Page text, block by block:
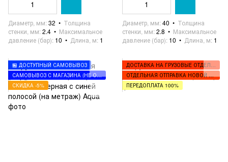
Диаметр, мм 32
Толщина
стенки, мм 2.4
Максимальное
давление (бар) 10 Длина, м 1
Диаметр, мм 40
Толщина
стенки, мм 2.8
Максимальное
давление (бар) 10 Длина, м 1
🏪 ДОСТУПНЫЙ САМОВЫВОЗ
САМОВЫВОЗ С МАГАЗИНА (НЕ ОТПРАВЛЯЕМ)
СКИДКА -5%
ДОСТАВКА НА ГРУЗОВЫЕ ОТДЕЛЕНИЯ
ОТДЕЛЬНАЯ ОТПРАВКА НОВОЙ ПОЧТОЙ
ПЕРЕДОПЛАТА 100%